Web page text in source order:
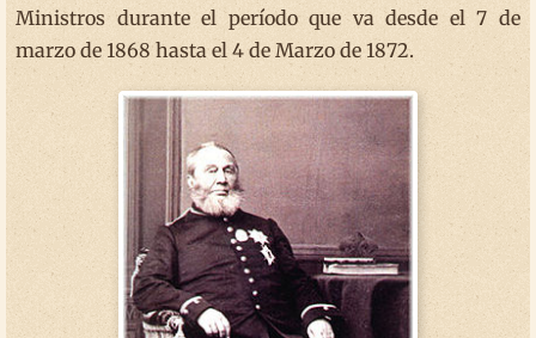
Ministros durante el período que va desde el 7 de
marzo de 1868 hasta el 4 de Marzo de 1872.